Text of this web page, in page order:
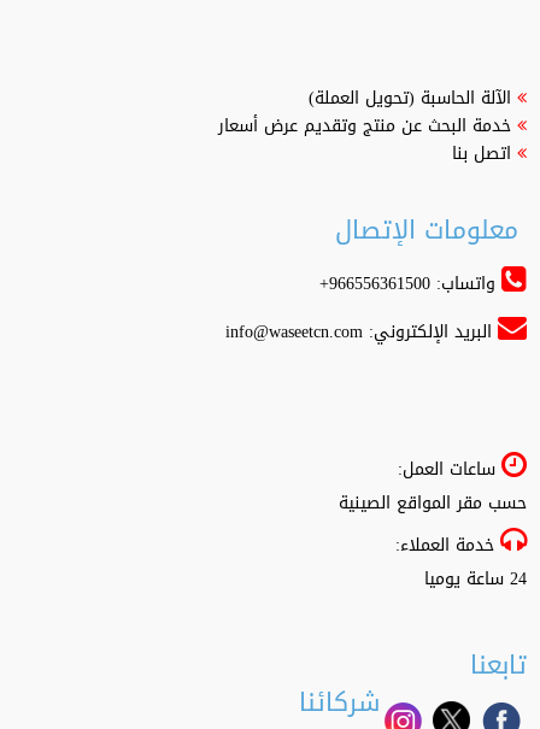
الآلة الحاسبة (تحويل العملة)
خدمة البحث عن منتج وتقديم عرض أسعار
اتصل بنا
معلومات الإتصال
واتساب: 966556361500+
البريد الإلكتروني:info@waseetcn.com
ساعات العمل:
حسب مقر المواقع الصينية
خدمة العملاء:
24 ساعة يوميا
تابعنا
شركائنا